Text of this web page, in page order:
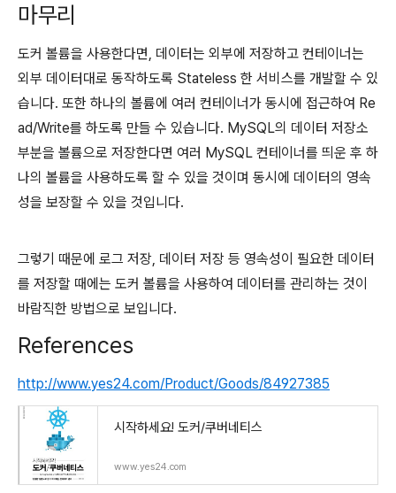
마무리
도커 볼륨을 사용한다면, 데이터는 외부에 저장하고 컨테이너는
외부 데이터대로 동작하도록 Stateless 한 서비스를 개발할 수 있
습니다. 또한 하나의 볼륨에 여러 컨테이너가 동시에 접근하여 Re
ad/Write를 하도록 만들 수 있습니다. MySQL의 데이터 저장소
부분을 볼륨으로 저장한다면 여러 MySQL 컨테이너를 띄운 후 하
나의 볼륨을 사용하도록 할 수 있을 것이며 동시에 데이터의 영속
성을 보장할 수 있을 것입니다.
그렇기 때문에 로그 저장, 데이터 저장 등 영속성이 필요한 데이터
를 저장할 때에는 도커 볼륨을 사용하여 데이터를 관리하는 것이
바람직한 방법으로 보입니다.
References
http://www.yes24.com/Product/Goods/84927385
시작하세요! 도커/쿠버네티스
www.yes24.com